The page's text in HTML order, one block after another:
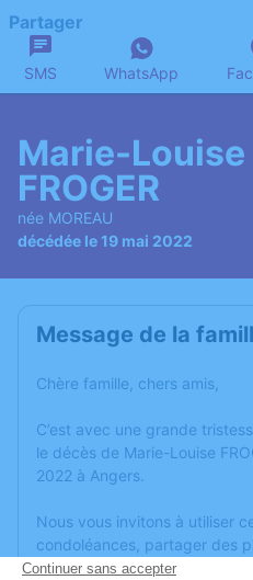
Partager
SMS WhatsApp
Marie-Louise
FROGER
née MOREAU
décédée le 19 mai 2022
Message de la
Chère famille, chers amis,
C’est avec une grande
le décès de Marie-Louise
2022 à Angers.
Nous vous invitons à utiliser
condoléances, partager des
anecdote ou exprimer vos